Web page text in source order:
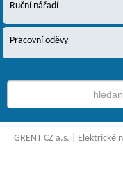
Ruční nářadí
Pracovní oděvy
GRENT CZ a.s. Elektrické